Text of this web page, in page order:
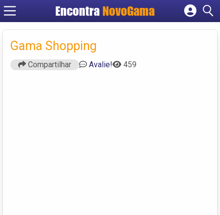
EncontraNovoGama
Cadastrar empresa
Gama Shopping
Compartilhar Avalie! 459